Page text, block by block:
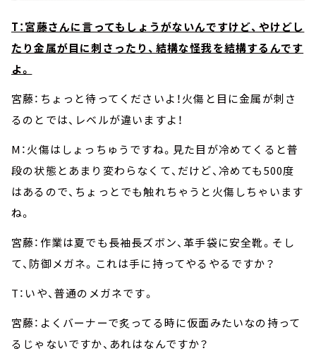
T：宮藤さんに言ってもしょうがないんですけど、やけどし
たり金属が目に刺さったり、結構な怪我を結構するんです
よ。
宮藤：ちょっと待ってくださいよ！火傷と目に金属が刺さ
るのとでは、レベルが違いますよ！
M：火傷はしょっちゅうですね。見た目が冷めてくると普
段の状態とあまり変わらなくて、だけど、冷めても500度
はあるので、ちょっとでも触れちゃうと火傷しちゃいます
ね。
宮藤：作業は夏でも長袖長ズボン、革手袋に安全靴。そし
て、防御メガネ。これは手に持ってやるやるですか？
T：いや、普通のメガネです。
宮藤：よくバーナーで炙ってる時に仮面みたいなの持って
るじゃないですか、あれはなんですか？